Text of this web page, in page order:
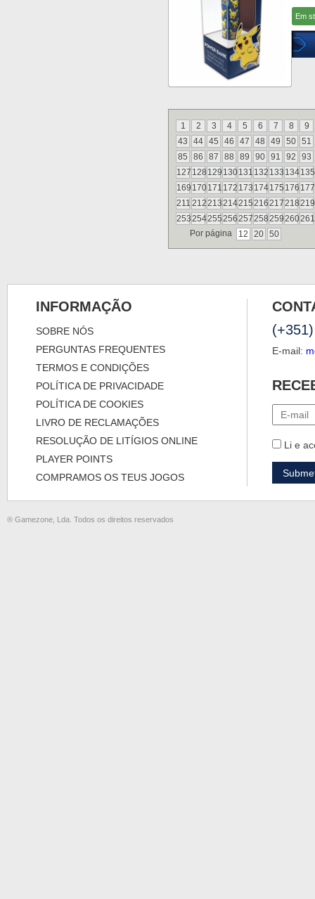
Em
1 2 3 4 5 6 7 8
9
43
44 45 46 47 48 49 50 51
85
86 87 88 89 90 91 92
93
127 128 129 130131 132 133 134135
169 170171 172 173 174175 176 177
211 212213214215216217218219
253254255256257258259260261
Por página
12 20 50
INFORMAÇÃO
SOBRE NÓS
PERGUNTAS FREQUENTES
TERMOS E CONDIÇÕES
POLÍTICA DE PRIVACIDADE
POLÍTICA DE COOKIES
LIVRO DE RECLAMAÇÕES
RESOLUÇÃO DE LITÍGIOS ONLINE
PLAYER POINTS
COMPRAMOS OS TEUS JOGOS
E-mail:
Li e
® Gamezone, Lda. Todos os direitos reservados